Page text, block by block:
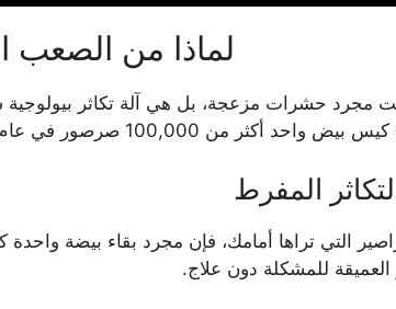
لماذا من الصعب
المفرط
التي تراها أمامك، فإن مجرد بقاء بيضة
للمشكلة دون علاج.